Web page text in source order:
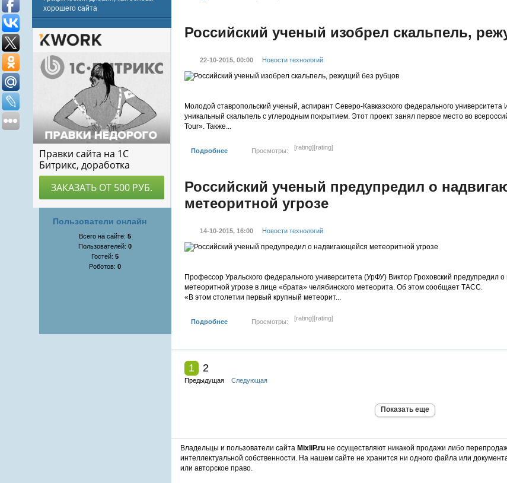
Российский ученый изобрел скальпель,
22-10-2015, 00:00 Новости технологий
Молодой ставропольский ученый, аспирант Северо-Кавказского федерального
уникальный скальпель с углеродным покрытием. Этот проект занял первое место во
Tour». Также...
[rating][rating]
Подробнее Просмотры:
Российский ученый предупредил о
метеоритной угрозе
14-10-2015, 16:00 Новости технологий
Профессор Уральского федерального университета (УрФУ) Виктор Гроховский предупредил
метеоритной угрозе в лице «брата» челябинского метеорита. Об этом сообщает ТАСС.
«В этом столетии первый крупный метеорит...
[rating][rating]
Подробнее Просмотры:
1 2
Предыдущая Следующая
Показать еще
Владельцы и пользователи сайта MixliP.ruне осуществляют никакой продажи либо
интеллектуальной собственности. На нашем сайте не хранится ни одного файла или
или авторское право.
хорошего сайта
Пользователи онлайн
Всего на сайте:5
Пользователей:0
Гостей:5
Роботов:0